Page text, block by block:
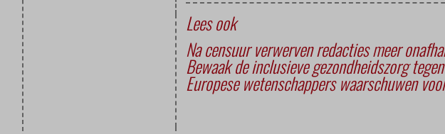
Lees ook
Na censuur verwerven redacties meer
Bewaak de inclusieve gezondheidszorg
Europese wetenschappers waarschuwen